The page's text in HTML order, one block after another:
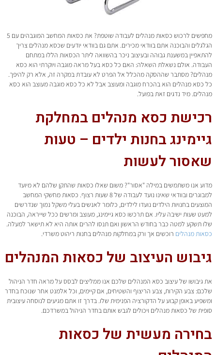
מחפשים לרכוש כסאות מנהלים לעבודה שוטפת? את כסאות המחשב המוגבהים עם 5
הגלגלים והבוכנה אתם בוודאי מכירים. אתם גם בוודאי יודעים שכסא מנהלים צריך
להתאפיין במשענת גבוהה ובעיצוב ניכר בהשוואה ליתר הכסאות הללו במתחם
העבודה. אולם נשאלת השאלה: האם כל כסא בעל מראה מוגבה ויוקרתי הוא כסא
מנהלים? מסתבר שההסקה מהכלל אל הפרט לא עובדת במקרה זה, אלא רק להיפך.
כל כסא מנהלים הוא בהכרח מוגבה ומעוצב אבל לא כל כסא מוגבה מעוצב הוא כסא
מנהלים. מיד נדגים זאת בפועל.
רכישת כסא מנהלים במחלקת
גיימינג בחנות ילדים – טעות
שאסור לעשות
מדוע אנו משתמשים במילה "אסור"? משום שאלו כסאות שהתקן שלהם לא מיועד
למבוגרים ובוודאי שאינו נועד לעבודה של 8 שעות רצוף. כסאות מחשקי המחשב
המוצעים בחנויות הילדים נועדו לילדים, כלומר לאנשים בעלי משקל נמוך שנדרשים
למעט שעות ישיבה עליו. אם תרכשו כסא גיימינג, מעוצב ומרשים ככל שייראה, הבוכנה
שלו תשקע למטה כבר בחודש הראשון ואם תנסו להרים אותה היא לא תישאר למעלה.
כסאות מנהלים רוכשים אך ורק במחלקות מנהלים בחנות ריהוט משרדי.
גיבוש העיצוב של כסאות המנהלים
את גיבושו של עיצוב כסא המנהלים שלכם אנו ממליצים לבסס על מראה חדר הניהול
שלכם: צבע הקירות, צבע הריצוף והשטיחים, אם קיימים, וכל אלמנט אחר שנוכח בחדר
ומשפיע באופן קבוע על הדקורציה הפנימית שלו. בדרך זו אתם מגיעים לנוסחה עיצובית
סופית של כסאות מנהלים ויכולים לגבש אותם בחדר הניהול במשרדכם.
בחירה מעשית של כסאות